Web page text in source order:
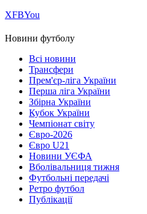
ХFBYou
Новини футболу
Всі новини
Трансфери
Прем'єр-ліга України
Перша ліга України
Збірна України
Кубок України
Чемпіонат світу
Євро-2026
Євро U21
Новини УЄФА
Вболівальниця тижня
Футбольні передачі
Ретро футбол
Публікації